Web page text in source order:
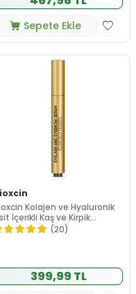
Sepete Ekle
Kolajen ve Hyaluronik
İçerikli Kaş ve Kirpik
3 ml (20)
399,99 TL